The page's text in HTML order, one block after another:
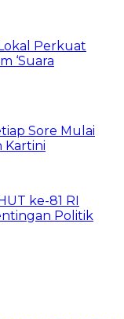
Perkuat
‘Suara
Sore Mulai
Kartini
ke-81 RI
Politik